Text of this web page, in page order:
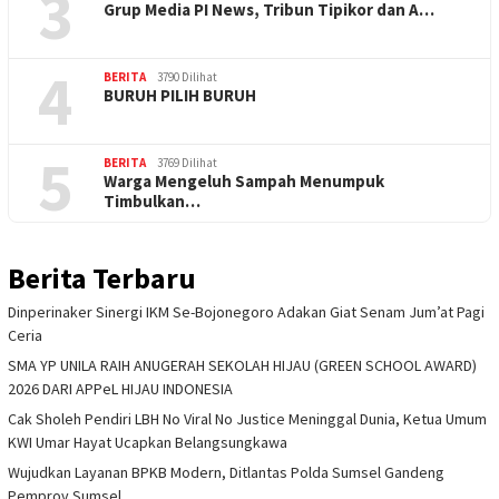
Grup Media PI News, Tribun Tipikor dan A…
4 BERITA 3790 Dilihat
BURUH PILIH BURUH
5 BERITA 3769 Dilihat
Warga Mengeluh Sampah Menumpuk
Timbulkan…
Berita Terbaru
Dinperinaker Sinergi IKM Se-Bojonegoro Adakan Giat Senam Jum’at Pagi
Ceria
SMA YP UNILA RAIH ANUGERAH SEKOLAH HIJAU (GREEN SCHOOL AWARD)
2026 DARI APPeL HIJAU INDONESIA
Cak Sholeh Pendiri LBH No Viral No Justice Meninggal Dunia, Ketua Umum
KWI Umar Hayat Ucapkan Belangsungkawa
Wujudkan Layanan BPKB Modern, Ditlantas Polda Sumsel Gandeng